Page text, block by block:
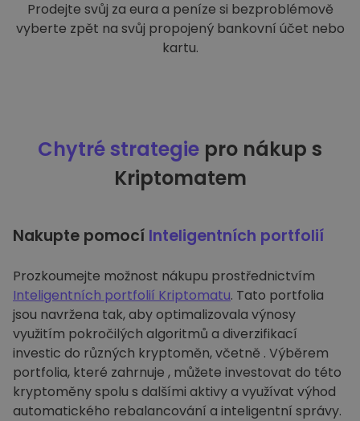
Prodejte svůj za eura a peníze si bezproblémově
vyberte zpět na svůj propojený bankovní účet nebo
kartu.
Chytré strategie pro nákup s
Kriptomatem
Nakupte pomocí Inteligentních portfolií
Prozkoumejte možnost nákupu prostřednictvím
Inteligentních portfolií Kriptomatu. Tato portfolia
jsou navržena tak, aby optimalizovala výnosy
využitím pokročilých algoritmů a diverzifikací
investic do různých kryptoměn, včetně . Výběrem
portfolia, které zahrnuje , můžete investovat do této
kryptoměny spolu s dalšími aktivy a využívat výhod
automatického rebalancování a inteligentní správy.